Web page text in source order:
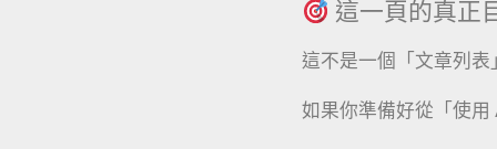
這一頁的真正
這不是一個「文章列
如果你準備好從「使